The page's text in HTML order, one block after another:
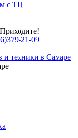
с ТЦ
Приходите!
)379-21-09
и техники в Самаре